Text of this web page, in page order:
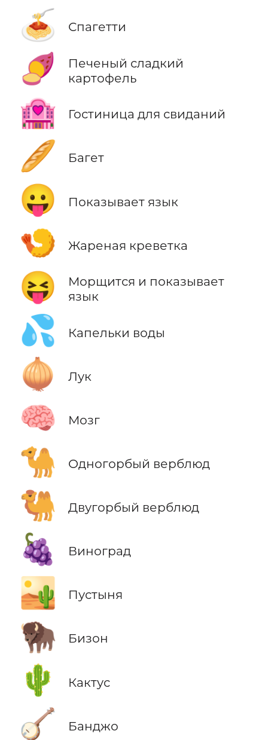
🍝 Спагетти
🍠
Печеный сладкий
картофель
🏩 Гостиница для свиданий
🥖 Багет
😛 Показывает язык
🍤 Жареная креветка
😝
Морщится и показывает
язык
💦 Капельки воды
🧅 Лук
🧠 Мозг
🐪 Одногорбый верблюд
🐫 Двугорбый верблюд
🍇 Виноград
🏜️ Пустыня
🦬 Бизон
🌵 Кактус
🪕 Банджо